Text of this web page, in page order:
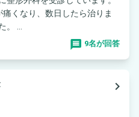
くなり、数日したら治りま
...
9名が回答
navigate_next